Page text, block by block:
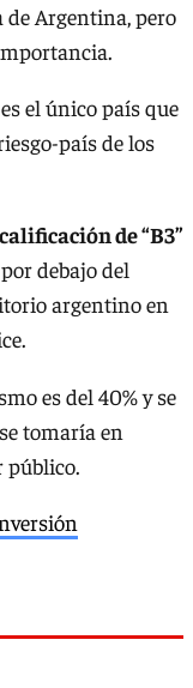
de Argentina, pero
el único país que
país de los
calificación de “B3”
debajo del
argentino en
es del 40% y se
tomaría en
público.